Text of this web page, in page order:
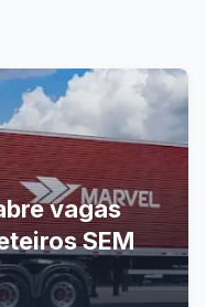
vagas
SEM